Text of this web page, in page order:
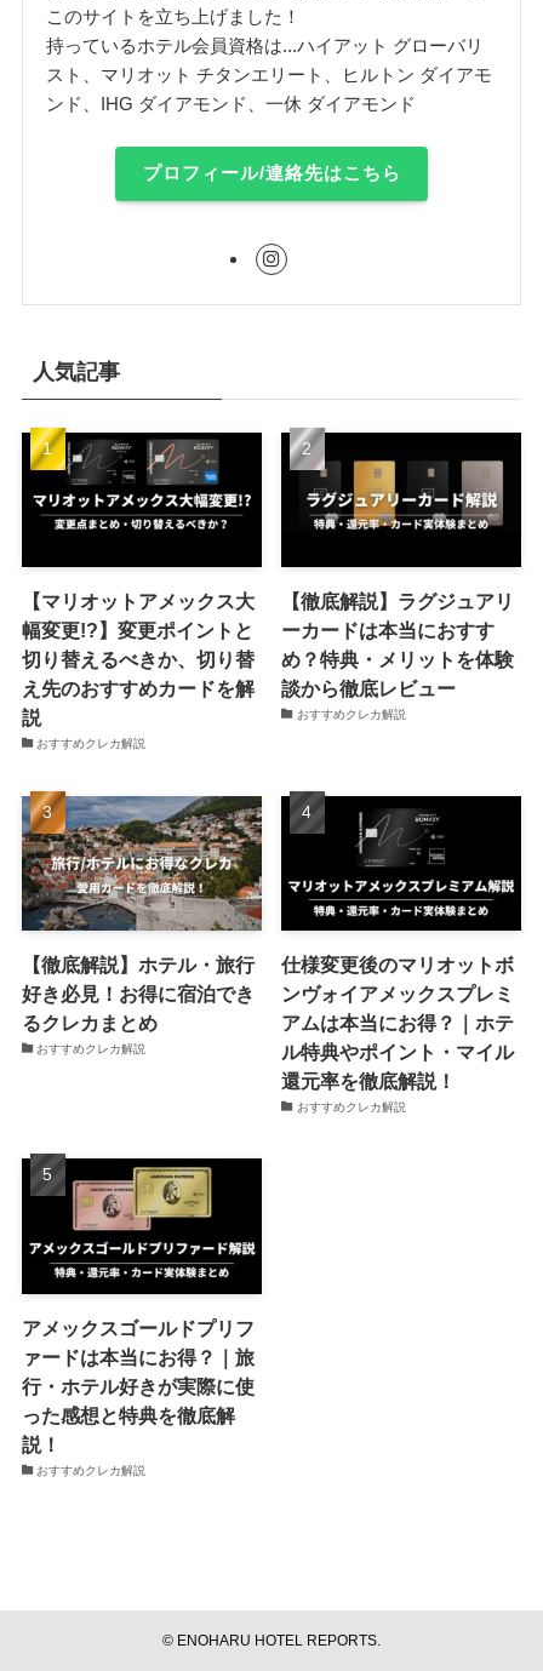
このサイトを立ち上げました！
持っているホテル会員資格は...ハイアット グローバリ
スト、マリオット チタンエリート、ヒルトン ダイアモ
ンド、IHG ダイアモンド、一休 ダイアモンド
プロフィール/連絡先はこちら
人気記事
【マリオットアメックス大
幅変更!?】変更ポイントと
切り替えるべきか、切り替
え先のおすすめカードを解
説
おすすめクレカ解説
【徹底解説】ラグジュアリ
ーカードは本当におすす
め？特典・メリットを体験
談から徹底レビュー
おすすめクレカ解説
【徹底解説】ホテル・旅行
好き必見！お得に宿泊でき
るクレカまとめ
おすすめクレカ解説
仕様変更後のマリオットボ
ンヴォイアメックスプレミ
アムは本当にお得？｜ホテ
ル特典やポイント・マイル
還元率を徹底解説！
おすすめクレカ解説
アメックスゴールドプリフ
ァードは本当にお得？｜旅
行・ホテル好きが実際に使
った感想と特典を徹底解
説！
おすすめクレカ解説
© ENOHARU HOTEL REPORTS.